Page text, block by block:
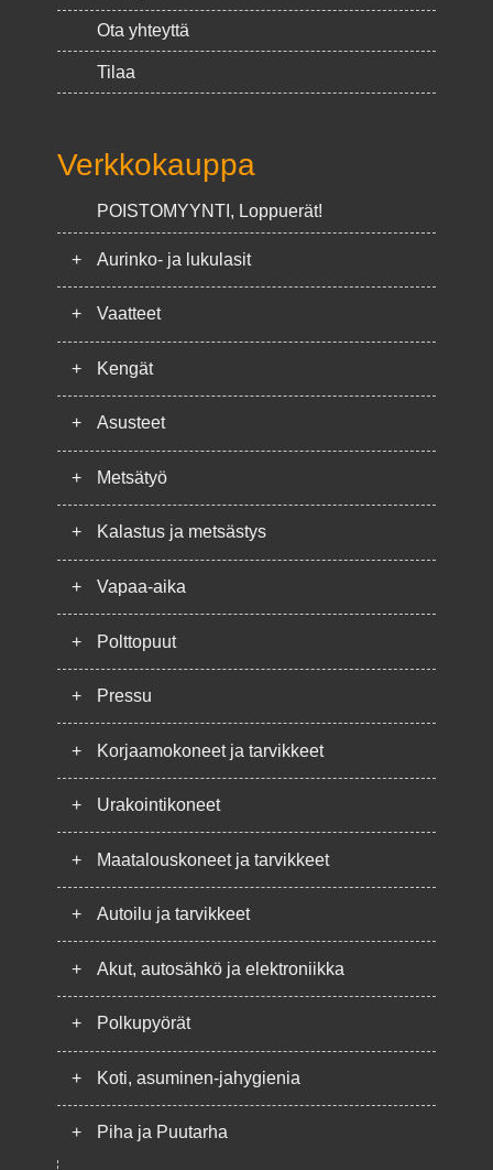
Ota yhteyttä
Tilaa
Verkkokauppa
POISTOMYYNTI, Loppuerät!
+ Aurinko- ja lukulasit
+ Vaatteet
+ Kengät
+ Asusteet
+ Metsätyö
+ Kalastus ja metsästys
+ Vapaa-aika
+ Polttopuut
+ Pressu
+ Korjaamokoneet ja tarvikkeet
+ Urakointikoneet
+ Maatalouskoneet ja tarvikkeet
+ Autoilu ja tarvikkeet
+ Akut, autosähkö ja elektroniikka
+ Polkupyörät
+ Koti, asuminen-jahygienia
+ Piha ja Puutarha